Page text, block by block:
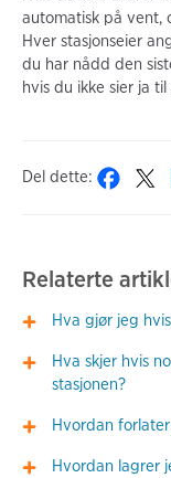
automatisk på vent,
Hver stasjonseier
du har nådd den
hvis du ikke sier ja
Del dette:
Relaterte
Hva gjør jeg
Hva skjer hvis
stasjonen?
Hvordan
Hvordan lagrer